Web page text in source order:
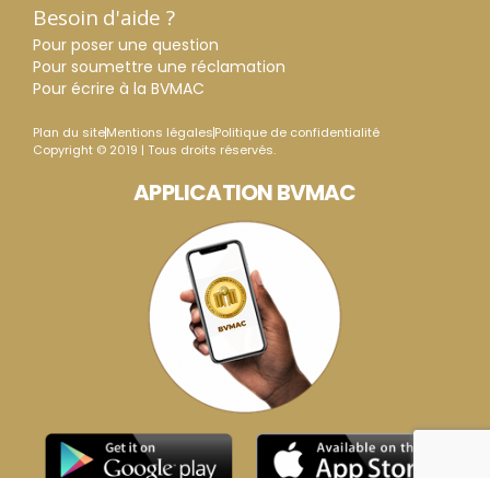
Besoin d'aide ?
Pour poser une question
Pour soumettre une réclamation
Pour écrire à la BVMAC
Plan du siteMentions légalesPolitique de confidentialité
Copyright © 2019 | Tous droits réservés.
APPLICATION BVMAC